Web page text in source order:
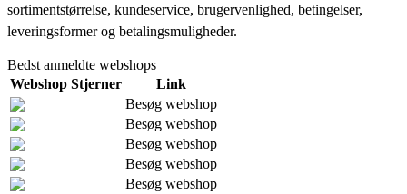
sortimentstørrelse, kundeservice, brugervenlighed, betingelser,
leveringsformer og betalingsmuligheder.
Bedst anmeldte webshops
Webshop Stjerner
Link
Besøg webshop
Besøg webshop
Besøg webshop
Besøg webshop
Besøg webshop